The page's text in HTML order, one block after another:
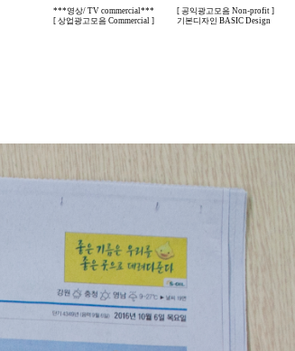
***영상/ TV commercial***
[ 공익광고모음 Non-profit ]
[ 상업광고모음 Commercial ]
기본디자인 BASIC Design